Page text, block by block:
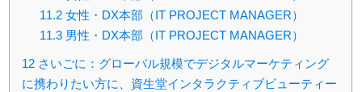
11.2 女性・DX本部（IT PROJECT MANAGER）
11.3 男性・DX本部（IT PROJECT MANAGER）
12 さいごに：グローバル規模でデジタルマーケティング
に携わりたい方に、資生堂インタラクティブビューティー